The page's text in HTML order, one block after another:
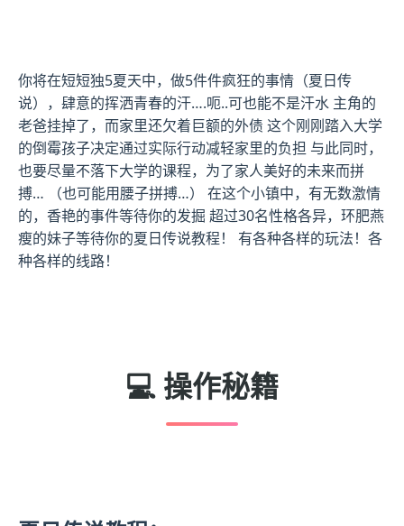
你将在短短独5夏天中，做5件件疯狂的事情（夏日传
说），肆意的挥洒青春的汗….呃..可也能不是汗水 主角的
老爸挂掉了，而家里还欠着巨额的外债 这个刚刚踏入大学
的倒霉孩子决定通过实际行动减轻家里的负担 与此同时，
也要尽量不落下大学的课程，为了家人美好的未来而拼
搏… （也可能用腰子拼搏…） 在这个小镇中，有无数激情
的，香艳的事件等待你的发掘 超过30名性格各异，环肥燕
瘦的妹子等待你的夏日传说教程！ 有各种各样的玩法！各
种各样的线路！
💻 操作秘籍